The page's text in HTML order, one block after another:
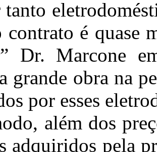
tanto
é quase
Dr. Marcone
grande obra na
por esses
além dos
adquiridos pela